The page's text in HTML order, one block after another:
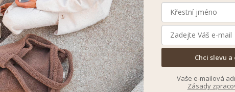
Chci slevu
Vaše e-mailová
Zásady